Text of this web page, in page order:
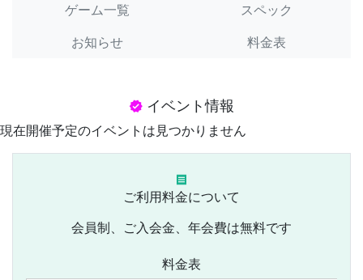
ゲーム一覧
スペック
お知らせ
料金表
verified イベント情報
現在開催予定のイベントは見つかりません
receipt
ご利用料金について
会員制、ご入会金、年会費は無料です
料金表